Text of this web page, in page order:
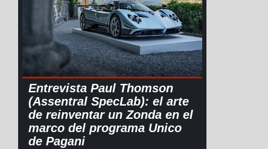
Entrevista Paul Thomson
(Assentral SpecLab): el arte
de reinventar un Zonda en el
marco del programa Unico
de Pagani